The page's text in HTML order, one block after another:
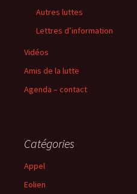
Autres luttes
Lettres d’information
Vidéos
Amis de la lutte
Agenda – contact
Catégories
Appel
Eolien